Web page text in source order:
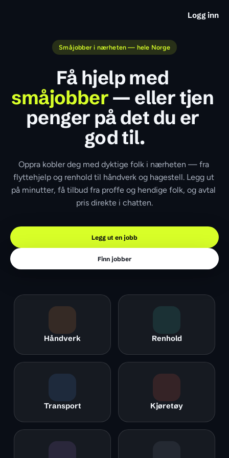
Logg inn
Småjobber i nærheten — hele Norge
småjobber — eller tjen
penger på det du er
god til.
Oppra kobler deg med dyktige folk i nærheten — fra
flyttehjelp og renhold til håndverk og hagestell. Legg ut
på minutter, få tilbud fra proffe og hendige folk, og avtal
pris direkte i chatten.
Legg ut en jobb
Finn jobber
Håndverk Renhold
Transport Kjøretøy